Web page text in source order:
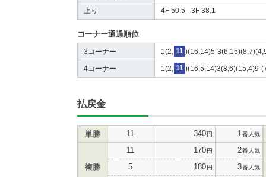
上り 4F 50.5 - 3F 38.1
コーナー通過順位
3コーナー 1(2, 11 )(16,14)5-
4コーナー 1(2, 11 )(16,5,14)3(8,6)(15,4)9-
払戻金
単勝 11 340円 1 番人気
複勝
11 170円 2番人気
5 180円 3番人気